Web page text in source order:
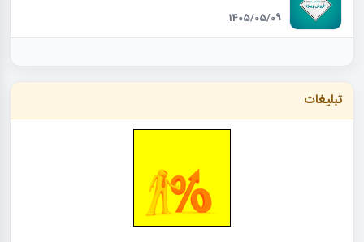
1405/05/09
تبلیغات